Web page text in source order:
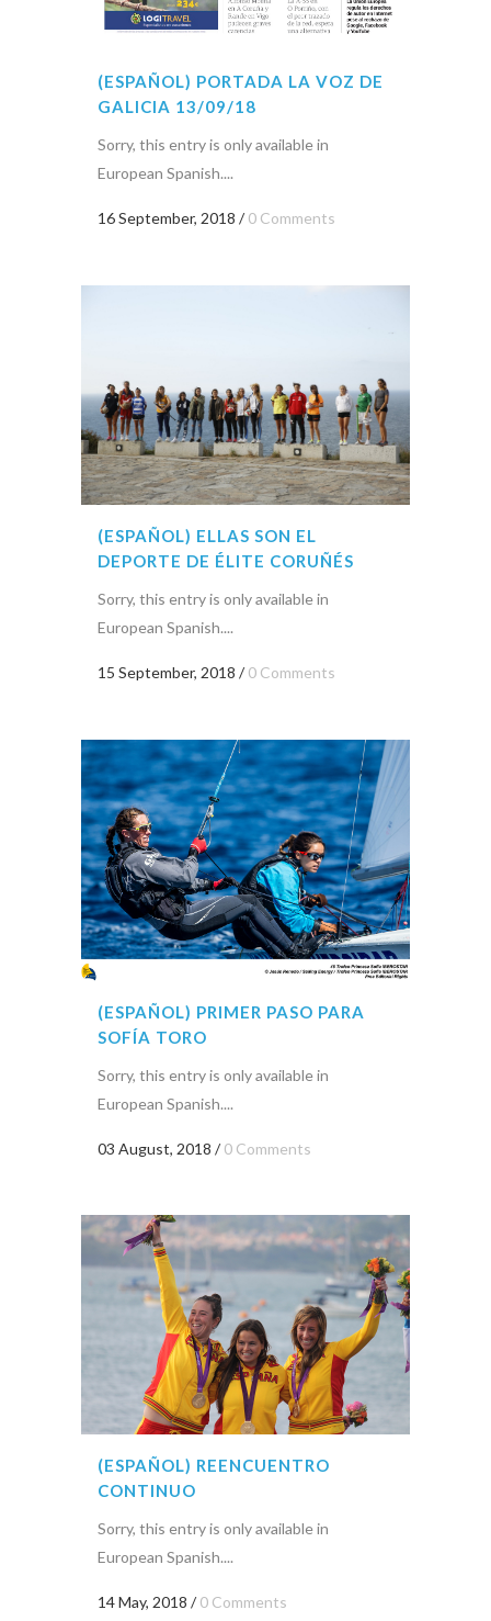
(ESPAÑOL) PORTADA LA VOZ DE
GALICIA 13/09/18
Sorry, this entry is only available in
European Spanish....
16 September, 2018 /0 Comments
(ESPAÑOL) ELLAS SON EL
DEPORTE DE ÉLITE CORUÑÉS
Sorry, this entry is only available in
European Spanish....
15 September, 2018 /0 Comments
(ESPAÑOL) PRIMER PASO PARA
SOFÍA TORO
Sorry, this entry is only available in
European Spanish....
03 August, 2018 /0 Comments
(ESPAÑOL) REENCUENTRO
CONTINUO
Sorry, this entry is only available in
European Spanish....
14 May, 2018 /0 Comments